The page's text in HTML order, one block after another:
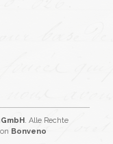
. Alle Rechte
Bonveno